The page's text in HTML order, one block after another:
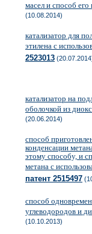
масел и способ его
(10.08.2014)
катализатор для
этилена с
2523013
катализатор на
оболочкой из
(20.06.2014)
способ
конденсации
этому способу, и
метана с
патент 2515497
способ
углеводородов и
(10.10.2013)